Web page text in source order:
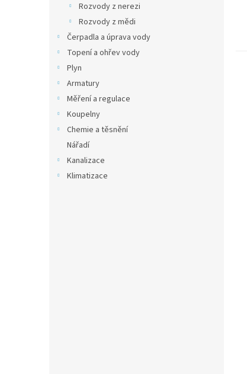
Rozvody z nerezi
Rozvody z mědi
Čerpadla a úprava vody
Topení a ohřev vody
Plyn
Armatury
Měření a regulace
Koupelny
Chemie a těsnění
Nářadí
Kanalizace
Klimatizace